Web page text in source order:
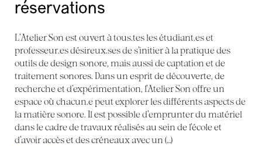
réservations
L’Atelier Son est ouvert à tous.tes les étudiant.es et
professeur.es désireux.ses de s’initier à la pratique des
outils de design sonore, mais aussi de captation et de
traitement sonores. Dans un esprit de découverte, de
recherche et d’expérimentation, l’Atelier Son offre un
espace où chacun.e peut explorer les différents aspects de
la matière sonore. Il est possible d’emprunter du matériel
dans le cadre de travaux réalisés au sein de l’école et
d’avoir accès et des créneaux avec un (…)